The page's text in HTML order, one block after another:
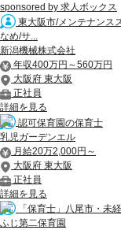
sponsored by 求人ボックス
東大阪市/メンテナンス
なめ/サ...
新潟機械株式会社
年収400万円～560万円
大阪府 東大阪
正社員
詳細を見る
認可保育園の保育士
乳児ガーデンエル
月給20万2,000円～
大阪府 東大阪
正社員
詳細を見る
「保育士」八尾市・未
ふじ第二保育園